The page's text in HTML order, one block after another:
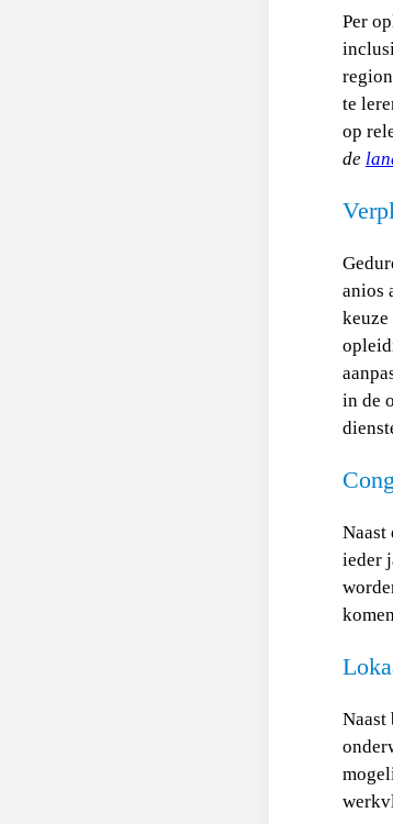
Per
te
op
de
anios
in de
Naast
ieder
Naast